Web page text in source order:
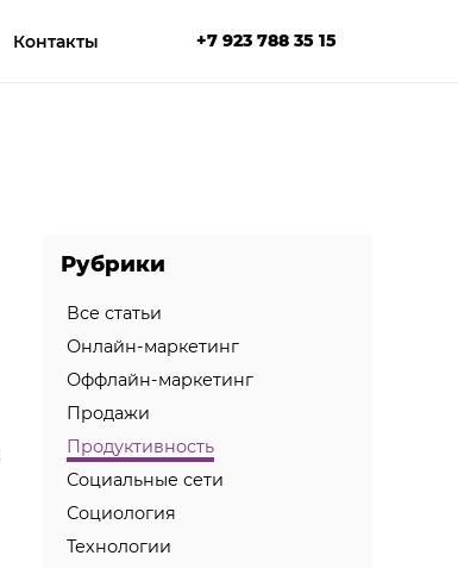
Контакты +7 923 788 35 15
Рубрики
Все статьи
Онлайн-маркетинг
Оффлайн-маркетинг
Продажи
Продуктивность
Социальные сети
Социология
Технологии